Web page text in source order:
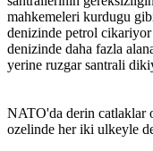
mahkemeleri kurdugu
denizinde petrol
denizinde daha fazla
yerine ruzgar santrali
NATO'da derin catlaklar
ozelinde her iki ulkeyle